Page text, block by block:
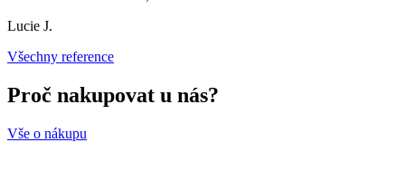
Lucie J.
Všechny reference
Proč nakupovat u nás?
Vše o nákupu